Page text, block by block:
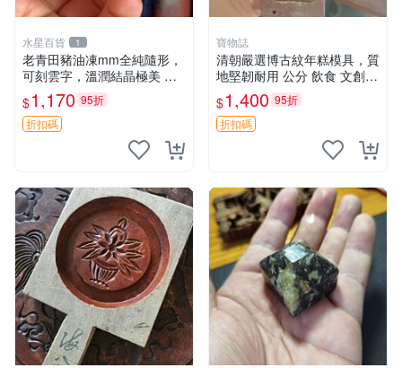
水星百貨 1
老青田豬油凍mm全純隨形，
可刻雲字，溫潤結晶極美 傳
統印章 約21公克 老坑料 青田
石章 老坑石 氣質古樸 靈感收
藏
$1,170 95折
折扣碼
寶物誌
清朝嚴選博古紋年糕模具，質
地堅韌耐用 公分 飲食 文創
陳列
$1,400 95折
折扣碼